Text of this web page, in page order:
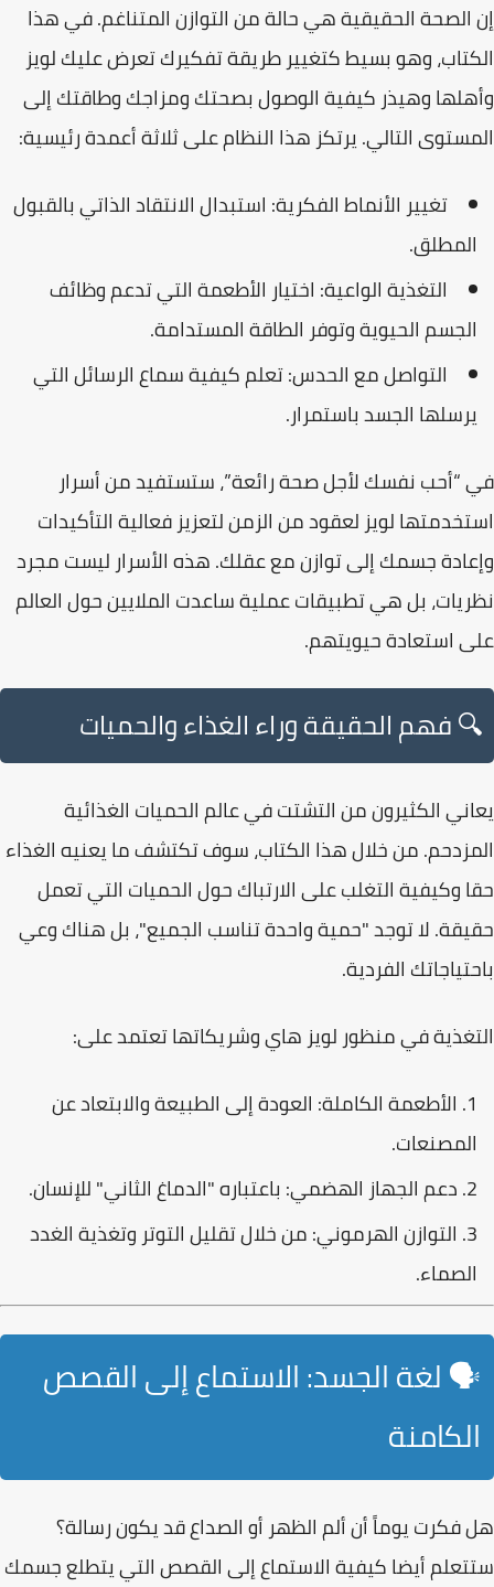
إن الصحة الحقيقية هي حالة من التوازن المتناغم. في هذا
الكتاب،وهو بسيط كتغيير طريقة تفكيرك تعرض عليك لويز
وأهلها وهيذر كيفية الوصول بصحتك ومزاجك وطاقتك إلى
المستوى التالي. يرتكز هذا النظام على ثلاثة أعمدة رئيسية:
تغيير الأنماط الفكرية: استبدال الانتقاد الذاتي بالقبول
المطلق.
التغذية الواعية: اختيار الأطعمة التي تدعم وظائف
الجسم الحيوية وتوفر الطاقة المستدامة.
التواصل مع الحدس:تعلم كيفية سماع الرسائل التي
يرسلها الجسد باستمرار.
في “أحب نفسك لأجل صحة رائعة”، ستستفيد من أسرار
استخدمتها لويز لعقود من الزمن لتعزيز فعالية التأكيدات
وإعادة جسمك إلى توازن مع عقلك.هذه الأسرار ليست مجرد
نظريات، بل هي تطبيقات عملية ساعدت الملايين حول العالم
على استعادة حيويتهم.
🔍 فهم الحقيقة وراء الغذاء والحميات
يعاني الكثيرون من التشتت في عالم الحميات الغذائية
المزدحم. من خلال هذا الكتاب، سوفتكتشف ما يعنيه الغذاء
حقا وكيفية التغلب على الارتباك حول الحميات التي تعمل
حقيقة. لا توجد "حمية واحدة تناسب الجميع"، بل هناك وعي
باحتياجاتك الفردية.
التغذية في منظور لويز هاي وشريكاتها تعتمد على:
الأطعمة الكاملة: العودة إلى الطبيعة والابتعاد عن
المصنعات.
دعم الجهاز الهضمي: باعتباره "الدماغ الثاني" للإنسان.
التوازن الهرموني:من خلال تقليل التوتر وتغذية الغدد
الصماء.
🗣️ لغة الجسد: الاستماع إلى القصص
الكامنة
هل فكرت يوماً أن ألم الظهر أو الصداع قد يكون رسالة؟
ستتعلم أيضا كيفية الاستماع إلى القصص التي يتطلع جسمك